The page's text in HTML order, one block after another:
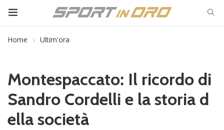
Home Ultim'ora
Montespaccato: Il ricordo di
Sandro Cordelli e la storia d
ella società